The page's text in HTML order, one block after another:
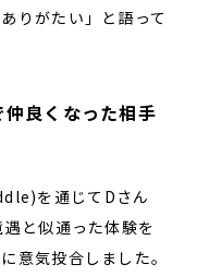
りがたい」と語って
良くなった相手
を通じてDさん
と似通った体験を
意気投合しました。